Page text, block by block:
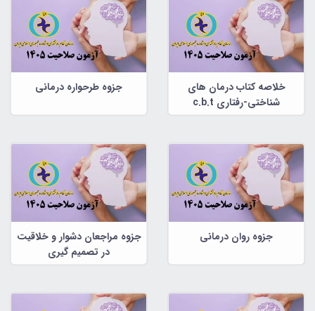
خلاصه کتاب درمان های
شناختی-رفتاری c.b.t
جزوه طرحواره درمانی
جزوه روان درمانی
جزوه مراجعان دشوار و خلاقیت
در تصمیم گیری